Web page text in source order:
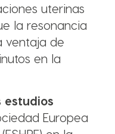
uterinas
la resonancia
ventaja de
en la
estudios
Europea